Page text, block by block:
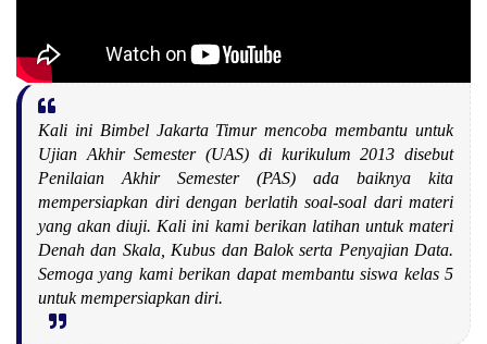
Kali ini Bimbel Jakarta Timur mencoba membantu untuk
Ujian Akhir Semester (UAS) di kurikulum 2013 disebut
Penilaian Akhir Semester (PAS) ada baiknya kita
mempersiapkan diri dengan berlatih soal-soal dari materi
yang akan diuji. Kali ini kami berikan latihan untuk materi
Denah dan Skala, Kubus dan Balok serta Penyajian Data.
Semoga yang kami berikan dapat membantu siswa kelas 5
untuk mempersiapkan diri.